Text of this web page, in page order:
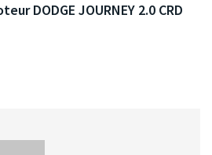
DODGE JOURNEY 2.0 CRD